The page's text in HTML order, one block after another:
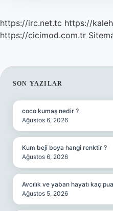
https://irc.net.tc https://
https://cicimod.com.tr
SIDEBAR
SON YAZILAR
coco kumaş nedir ?
Ağustos 6, 2026
Kum beji boya hangi renktir ?
Ağustos 6, 2026
Avcılık ve yaban hayatı kaç
Ağustos 5, 2026